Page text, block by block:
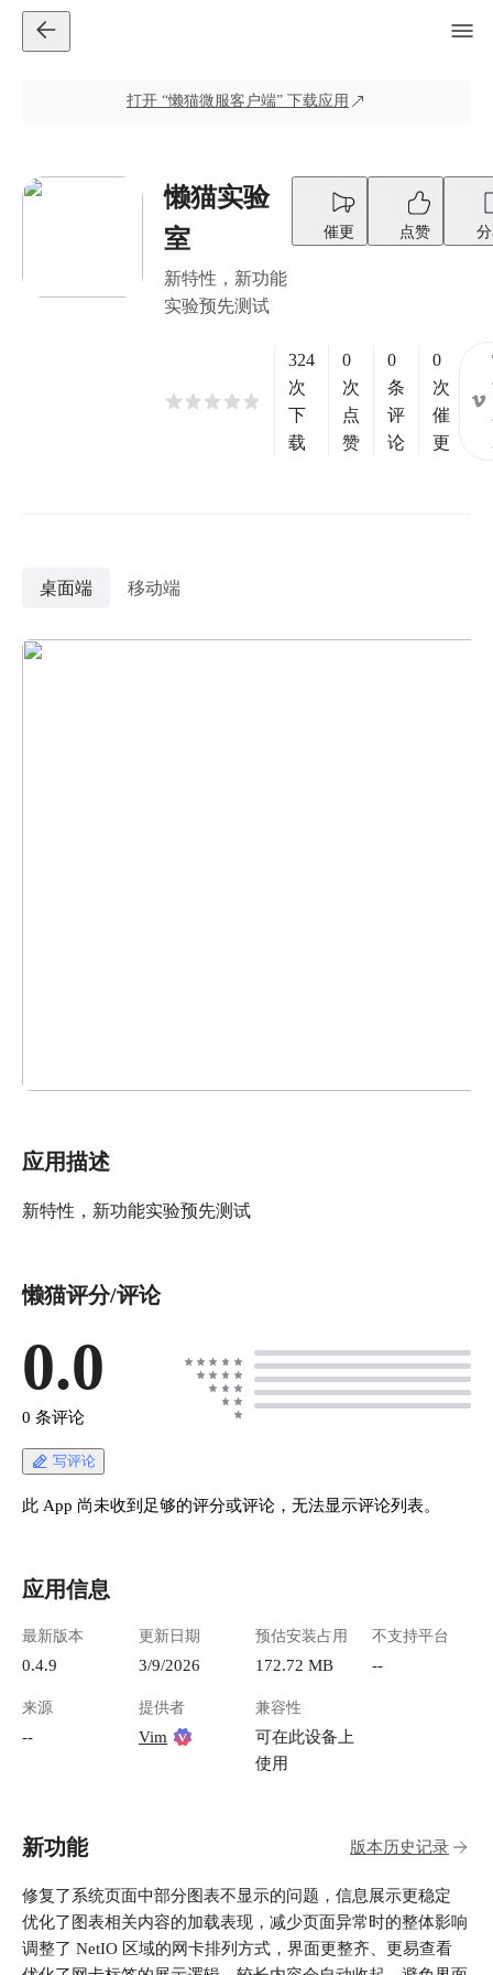
打开 “懒猫微服客户端” 下载应用
懒猫实验
室
新特性，新功能
实验预先测试
催更 点赞
324
次
下
载
0
次
点
赞
0
条
评
论
0
次
催
更
桌面端 移动端
应用描述
新特性，新功能实验预先测试
懒猫评分/评论
0.0
0 条评论
写评论
此 App 尚未收到足够的评分或评论，无法显示评论列表。
应用信息
最新版本
0.4.9
更新日期
3/9/2026
预估安装占用
172.72 MB
不支持平台
--
来源
--
提供者
Vim
兼容性
可在此设备上
使用
新功能 版本历史记录
修复了系统页面中部分图表不显示的问题，信息展示更稳定
优化了图表相关内容的加载表现，减少页面异常时的整体影响
调整了 NetIO 区域的网卡排列方式，界面更整齐、更易查看